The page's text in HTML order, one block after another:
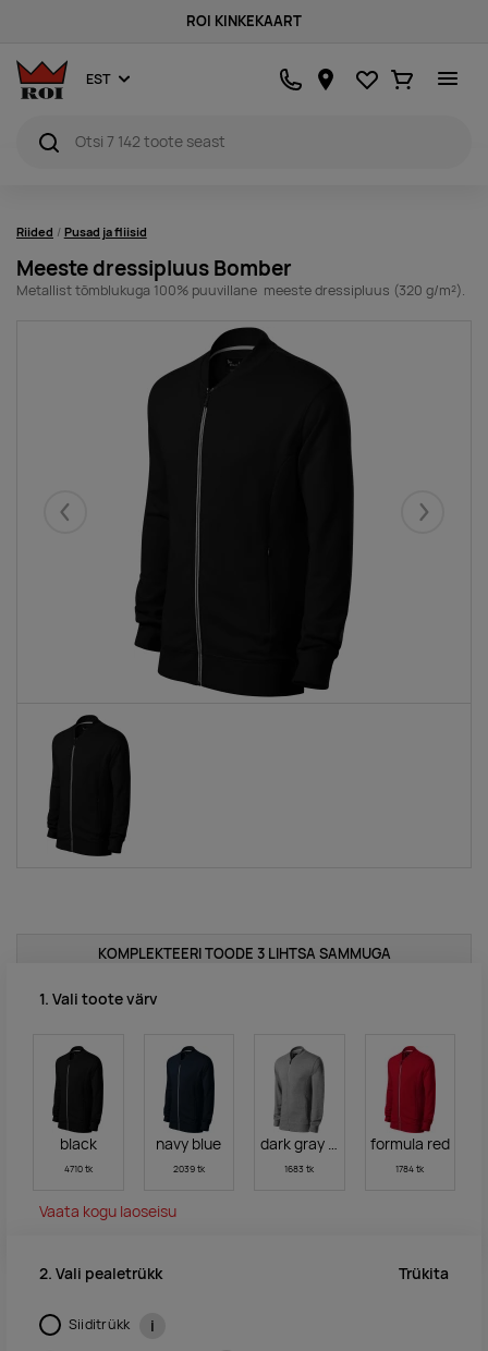
ROI KINKEKAART
EST Lemmikud
Ostukorv
Riided Pusad ja fliisid
Meeste dressipluus Bomber
Metallist tõmblukuga 100% puuvillane meeste dressipluus (320 g/m²).
Eelmised
KOMPLEKTEERI TOODE 3 LIHTSA SAMMUGA
1. Vali toote värv
black
4710 tk
navy blue
2039 tk
dark gray melange
1683 tk
formula red
1784 tk
Vaata kogu laoseisu
2. Vali pealetrükk Trükita
Siiditrükk i